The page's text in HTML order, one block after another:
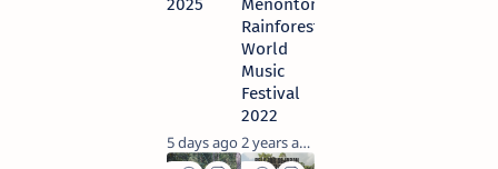
2025
5 days ago
Menonton
Rainforest
World
Music
Festival
2022
2 years ago